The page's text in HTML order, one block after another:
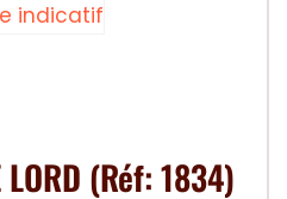
LORD (Réf: 1834)